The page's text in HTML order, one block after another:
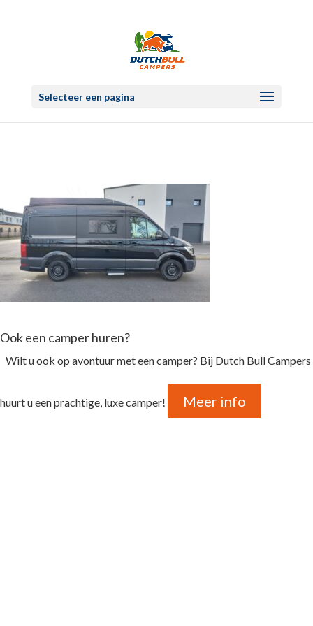
Selecteer een pagina
Ook een camper huren?
Wilt u ook op avontuur met een camper? Bij Dutch Bull Campers
huurt u een prachtige, luxe camper! Meer info